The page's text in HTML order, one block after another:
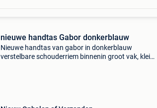
nieuwe handtas Gabor donkerblauw
Nieuwe handtas van gabor in donkerblauw
verstelbare schouderriem binnenin groot vak, klein